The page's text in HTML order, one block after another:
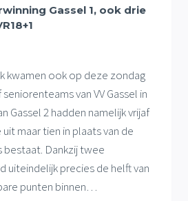
Gassel 1, ook drie
kwamen ook op deze zondag
van VV Gassel in
Gassel 2 hadden namelijk vrijaf
maar tien in plaats van de
bestaat. Dankzij twee
uiteindelijk precies de helft van
punten binnen…